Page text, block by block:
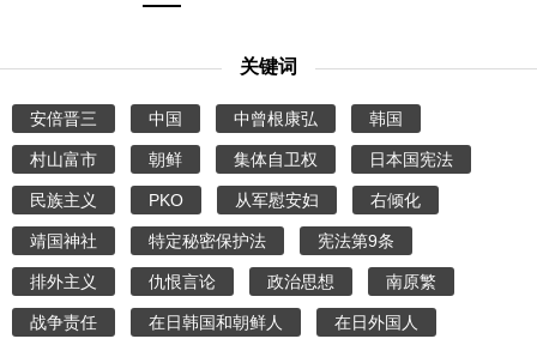
关键词
安倍晋三 中国 中曾根康弘 韩国
村山富市 朝鲜 集体自卫权 日本国宪法
民族主义 PKO 从军慰安妇 右倾化
靖国神社 特定秘密保护法 宪法第9条
排外主义 仇恨言论 政治思想 南原繁
战争责任 在日韩国和朝鲜人 在日外国人